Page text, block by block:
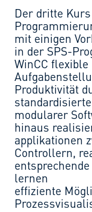
Der dritte
mit einigen
in der SPS-
WinCC
Produktivität
modularer
hinaus
applikationen
Controllern,
lernen
effiziente